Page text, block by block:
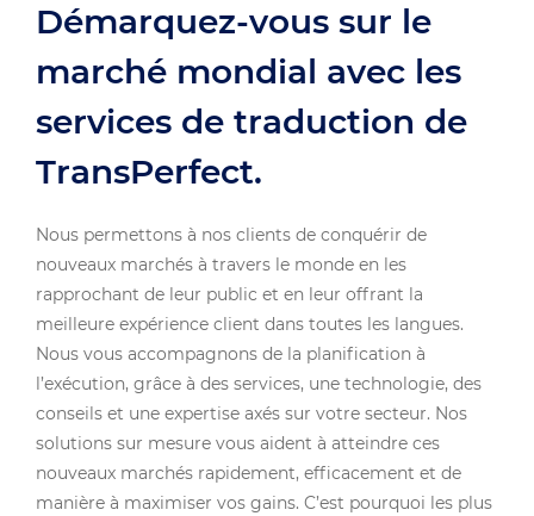
Démarquez-vous sur le
marché mondial avec les
services de traduction de
TransPerfect.
Nous permettons à nos clients de conquérir de
nouveaux marchés à travers le monde en les
rapprochant de leur public et en leur offrant la
meilleure expérience client dans toutes les langues.
Nous vous accompagnons de la planification à
l’exécution, grâce à des services, une technologie, des
conseils et une expertise axés sur votre secteur. Nos
solutions sur mesure vous aident à atteindre ces
nouveaux marchés rapidement, efficacement et de
manière à maximiser vos gains. C’est pourquoi les plus